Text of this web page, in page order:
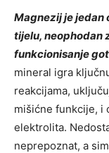
Magnezij je jedan
tijelu, neophodan
funkcionisanje
mineral igra
reakcijama,
mišićne funkcije, i
elektrolita.
neprepoznat, a